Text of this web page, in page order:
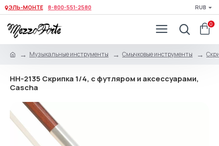
ЭЛЬ-МОНТЕ 8-800-551-2580 RUB
0
Музыкальные инструменты Смычковые инструменты
HH-2135 Скрипка 1/4, с футляром и аксессуарами,
Cascha